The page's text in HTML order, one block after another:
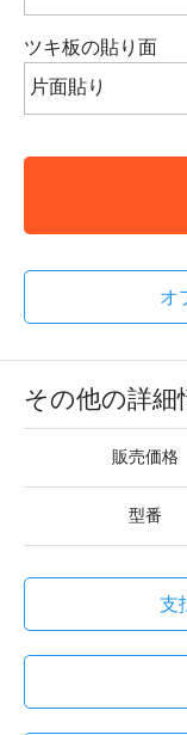
ツキ板の貼り面
オ
その他の詳細
販売価格
型番
支